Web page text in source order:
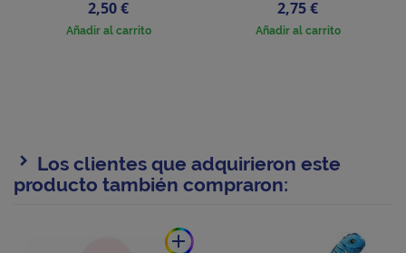
Precio
2,50 €
Añadir al carrito
Precio
2,75 €
Añadir al carrito
Los clientes que adquirieron este
producto también compraron:
add